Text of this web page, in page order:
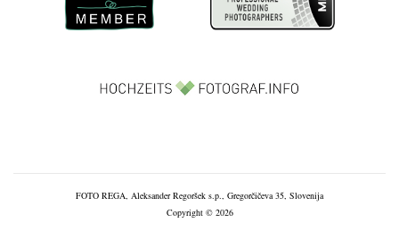
FOTO REGA, Aleksander Regoršek s.p., Gregorčičeva 35, Slovenija
Copyright © 2026